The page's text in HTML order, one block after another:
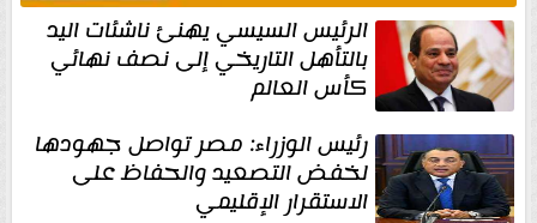
الرئيس السيسي يهنئ ناشئات اليد
بالتأهل التاريخي إلى نصف نهائي
كأس العالم
رئيس الوزراء: مصر تواصل جهودها
لخفض التصعيد والحفاظ على
الاستقرار الإقليمي